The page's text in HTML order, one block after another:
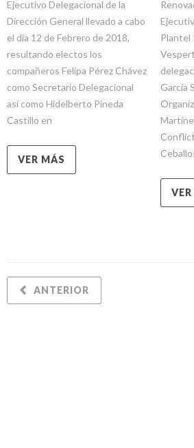
Ejecutivo Delegacional de la
Dirección General llevado a cabo
el día 12 de Febrero de 2018,
resultando electos los
compañeros Felipa Pérez Chávez
como Secretario Delegacional
así como Hidelberto Pineda
Castillo en
VER MÁS
Plantel
García
ANTERIOR